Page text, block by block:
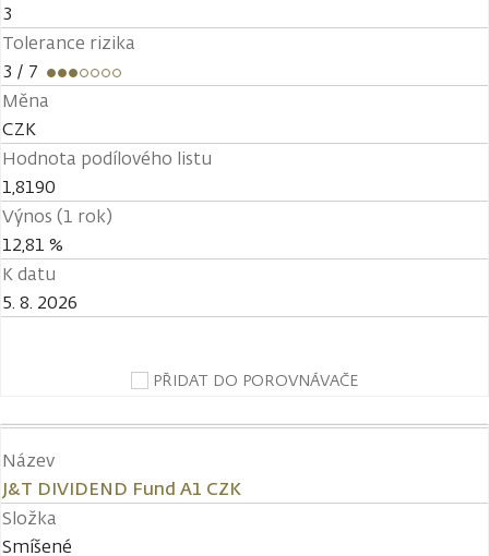
3
Tolerance rizika
3 / 7
Měna
CZK
Hodnota podílového listu
1,8190
Výnos (1 rok)
12,81 %
K datu
5. 8. 2026
PŘIDAT DO POROVNÁVAČE
Název
J&T DIVIDEND Fund A1 CZK
Složka
Smíšené